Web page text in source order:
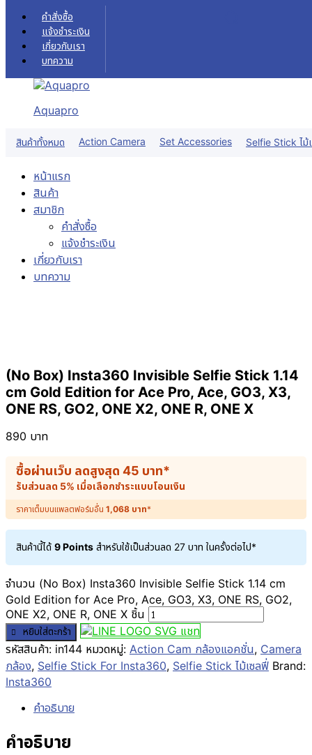
Skip to content
คำสั่งซื้อ
แจ้งชำระเงิน
เกี่ยวกับเรา
บทความ
Aquapro
สินค้าทั้งหมด Action Camera Set Accessories Selfie Stick ไม้
หน้าแรก
สินค้า
สมาชิก
คำสั่งซื้อ
แจ้งชำระเงิน
เกี่ยวกับเรา
บทความ
(No Box) Insta360 Invisible Selfie Stick 1.14
cm Gold Edition for Ace Pro, Ace, GO3, X3,
ONE RS, GO2, ONE X2, ONE R, ONE X
890 บาท
ซื้อผ่านเว็บ ลดสูงสุด 45 บาท*
รับส่วนลด 5% เมื่อเลือกชำระแบบโอนเงิน
ราคาเต็มบนแพลตฟอร์มอื่น 1,068 บาท*
สินค้านี้ได้ 9 Points สำหรับใช้เป็นส่วนลด 27 บาท ในครั้งต่อไป*
จำนวน (No Box) Insta360 Invisible Selfie Stick 1.14 cm
Gold Edition for Ace Pro, Ace, GO3, X3, ONE RS, GO2,
ONE X2, ONE R, ONE X ชิ้น
หยิบใส่ตะกร้า
แชท
รหัสสินค้า: in144 หมวดหมู่: Action Cam กล้องแอคชั่น, Camera
กล้อง, Selfie Stick For Insta360, Selfie Stick ไม้เซลฟี่ Brand:
Insta360
คำอธิบาย
คำอธิบาย